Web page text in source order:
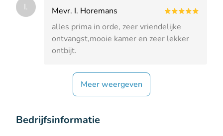
I.
Mevr. I. Horemans
alles prima in orde, zeer vriendelijke
ontvangst,mooie kamer en zeer lekker
ontbijt.
Meer weergeven
Bedrijfsinformatie